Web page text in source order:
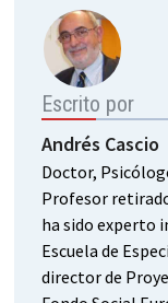
Escrito por
Andrés Cascio
Doctor,
Profesor
ha sido experto
Escuela de
director de